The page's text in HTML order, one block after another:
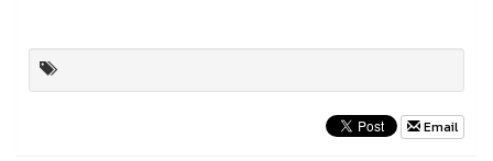
Email